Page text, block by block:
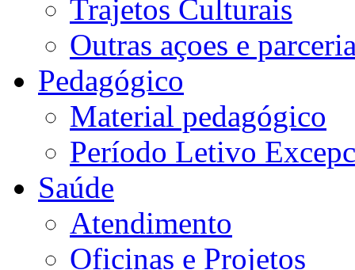
Trajetos Culturais
Outras açoes e
Pedagógico
Material pedagógico
Período Letivo
Saúde
Atendimento
Oficinas e Projetos